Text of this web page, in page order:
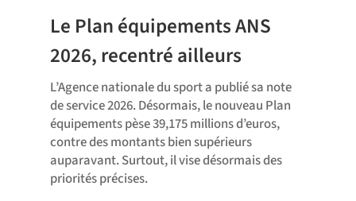
Le Plan équipements ANS
2026, recentré ailleurs
L’Agence nationale du sport a publié sa note
de service 2026. Désormais, le nouveau Plan
équipements pèse 39,175 millions d’euros,
contre des montants bien supérieurs
auparavant. Surtout, il vise désormais des
priorités précises.